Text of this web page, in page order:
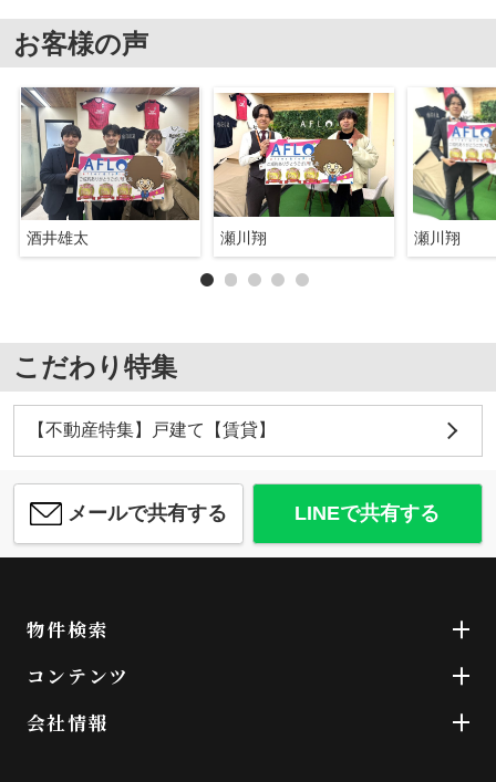
お客様の声
酒井雄太 瀬川翔 瀬川翔
こだわり特集
【不動産特集】戸建て【賃貸】
メールで共有する LINEで共有する
物件検索
コンテンツ
会社情報